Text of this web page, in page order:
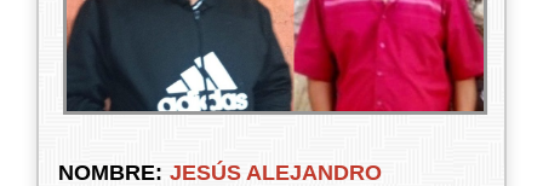
NOMBRE: JESÚS ALEJANDRO